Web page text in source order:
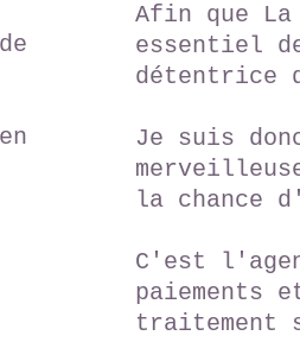
Afin que
essentiel
détentrice
Je suis
la chance
C'est
paiements
traitement